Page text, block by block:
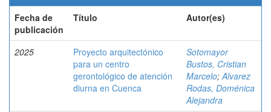
Fecha de
publicación
Título Autor(es)
2025
Proyecto arquitectónico
para un centro
gerontológico de atención
diurna en Cuenca
Sotomayor
Bustos, Cristian
Marcelo;Alvarez
Rodas, Doménica
Alejandra